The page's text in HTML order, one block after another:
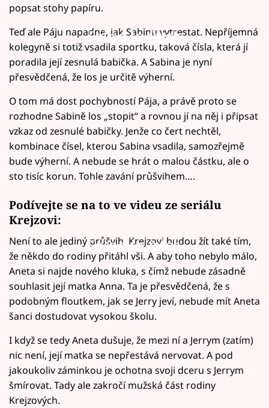
popsat stohy papíru.
Failed to fetch
Teď ale Páju napadne, jak Sabinu vytrestat. Nepříjemná
kolegyně si totiž vsadila sportku, taková čísla, která jí
poradila její zesnulá babička. A Sabina je nyní
přesvědčená, že los je určitě výherní.
O tom má dost pochybností Pája, a právě proto se
rozhodne Sabině los „stopit“ a rovnou jí na něj i připsat
vzkaz od zesnulé babičky. Jenže co čert nechtěl,
kombinace čísel, kterou Sabina vsadila, samozřejmě
bude výherní. A nebude se hrát o malou částku, ale o
sto tisíc korun. Tohle zavání průšvihem….
Podívejte se na to ve videu ze seriálu
Krejzovi:
Failed to fetch
Není to ale jediný průšvih, Krejzovi budou žít také tím,
že někdo do rodiny přitáhl vši. A aby toho nebylo málo,
Aneta si najde nového kluka, s čímž nebude zásadně
souhlasit její matka Anna. Ta je přesvědčená, že s
podobným floutkem, jak se Jerry jeví, nebude mít Aneta
šanci dostudovat vysokou školu.
I když se tedy Aneta dušuje, že mezi ní a Jerrym (zatím)
nic není, její matka se nepřestává nervovat. A pod
jakoukoliv záminkou je ochotna svoji dceru s Jerrym
šmírovat. Tady ale zakročí mužská část rodiny
Krejzových.